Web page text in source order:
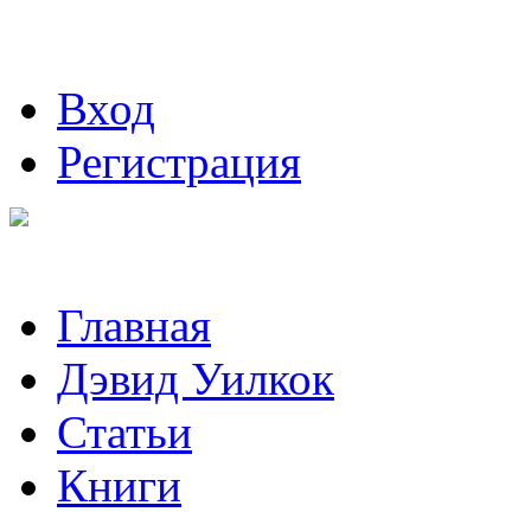
Вход
Регистрация
Главная
Дэвид Уилкок
Статьи
Книги